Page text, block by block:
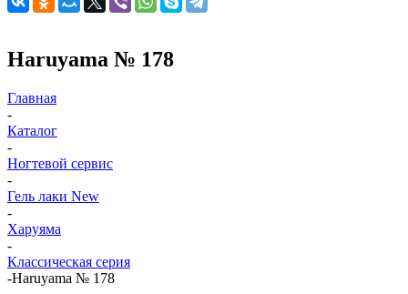
Haruyama № 178
Главная
-
Каталог
-
Ногтевой сервис
-
Гель лаки New
-
Харуяма
-
Классическая серия
-Haruyama № 178